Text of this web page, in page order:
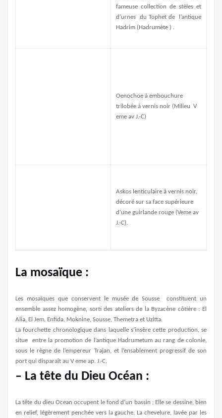
fameuse collection de stèles et
d’urnes du Tophet de l’antique
Hadrim (Hadrumète ) .
Oenochoe à embouchure
trilobée à vernis noir (Milieu V
eme av J.-C)
Askos lenticulaire à vernis noir,
décoré sur sa face supérieure
d’une guirlande rouge (Veme av
J.-C).
La mosaïque :
Les mosaïques que conservent le musée de Sousse constituent un
ensemble assez homogène, sorti des ateliers de la Byzacène côtière : El
Alia, El Jem, Enfida, Moknine, Sousse, Themetra et Uzitta.
La fourchette chronologique dans laquelle s’insère cette production, se
situe entre la promotion de l’antique Hadrumetum au rang de colonie,
sous le règne de l’empereur Trajan, et l’ensablement progressif de son
port qui disparaît au V eme ap. J.-C.
– La tête du Dieu Océan :
La tête du dieu Ocean occupent le fond d’un bassin ; Elle se dessine, bien
en relief, légèrement penchée vers la gauche. La chevelure, lavée par les